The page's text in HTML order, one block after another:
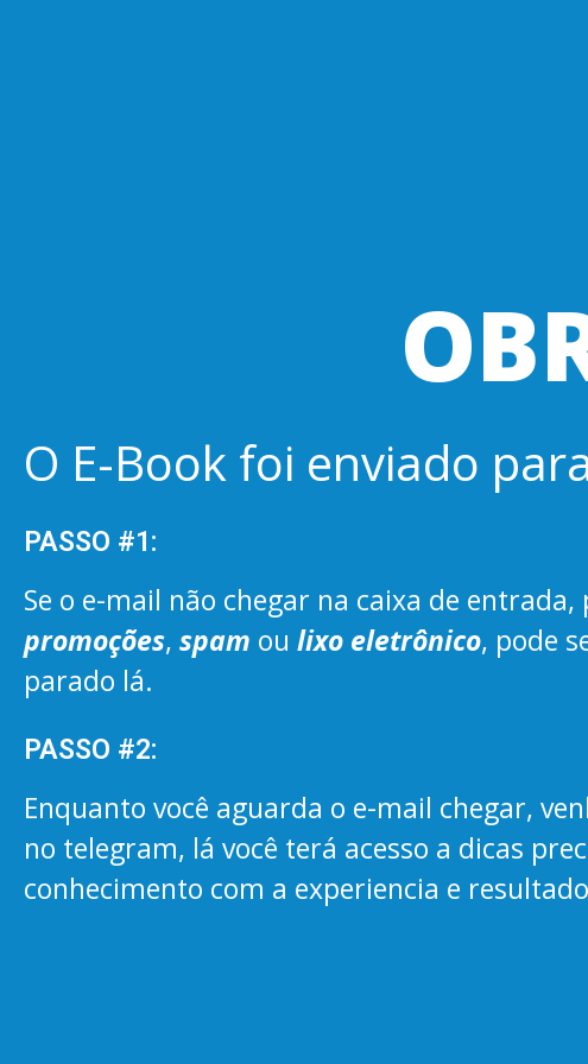
O E-Book foi enviado
PASSO #1:
Se o e-mail não chegar na caixa de
promoções, spam ou lixo eletrônico, pode
parado lá.
PASSO #2:
Enquanto você aguarda o e-mail chegar,
no telegram, lá você terá acesso a dicas
conhecimento com a experiencia e